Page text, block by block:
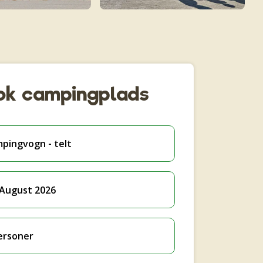
campingplads
- telt
2026